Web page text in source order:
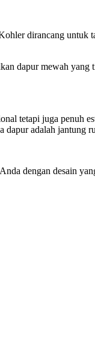
dirancang untuk
dapur mewah yang
tetapi juga penuh
adalah jantung
dengan desain